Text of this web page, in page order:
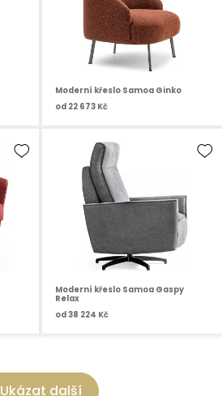
Moderní křeslo Samoa Ginko
od 22 673 Kč
Moderní křeslo Samoa Gaspy
Relax
od 38 224 Kč
Ukázat další